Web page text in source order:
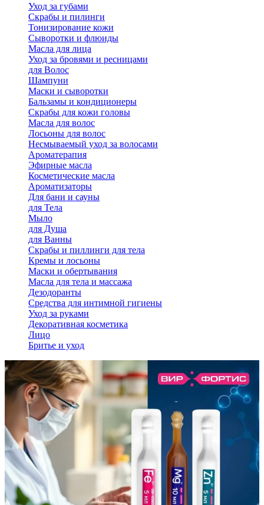
Уход за губами
Скрабы и пилинги
Тонизирование кожи
Сыворотки и флюиды
Масла для лица
Уход за бровями и ресницами
для Волос
Шампуни
Маски и сыворотки
Бальзамы и кондиционеры
Скрабы для кожи головы
Масла для волос
Лосьоны для волос
Несмываемый уход за волосами
Ароматерапия
Эфирные масла
Косметические масла
Ароматизаторы
Для бани и сауны
для Тела
Мыло
для Душа
для Ванны
Скрабы и пиллинги для тела
Кремы и лосьоны
Маски и обертывания
Масла для тела и массажа
Дезодоранты
Средства для интимной гигиены
Уход за руками
Декоративная косметика
Лицо
Бритье и уход